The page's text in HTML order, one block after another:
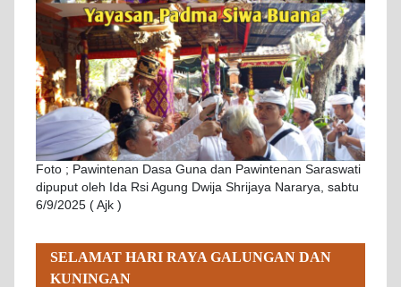
Foto ; Pawintenan Dasa Guna dan Pawintenan Saraswati
dipuput oleh Ida Rsi Agung Dwija Shrijaya Nararya, sabtu
6/9/2025 ( Ajk )
SELAMAT HARI RAYA GALUNGAN DAN
KUNINGAN